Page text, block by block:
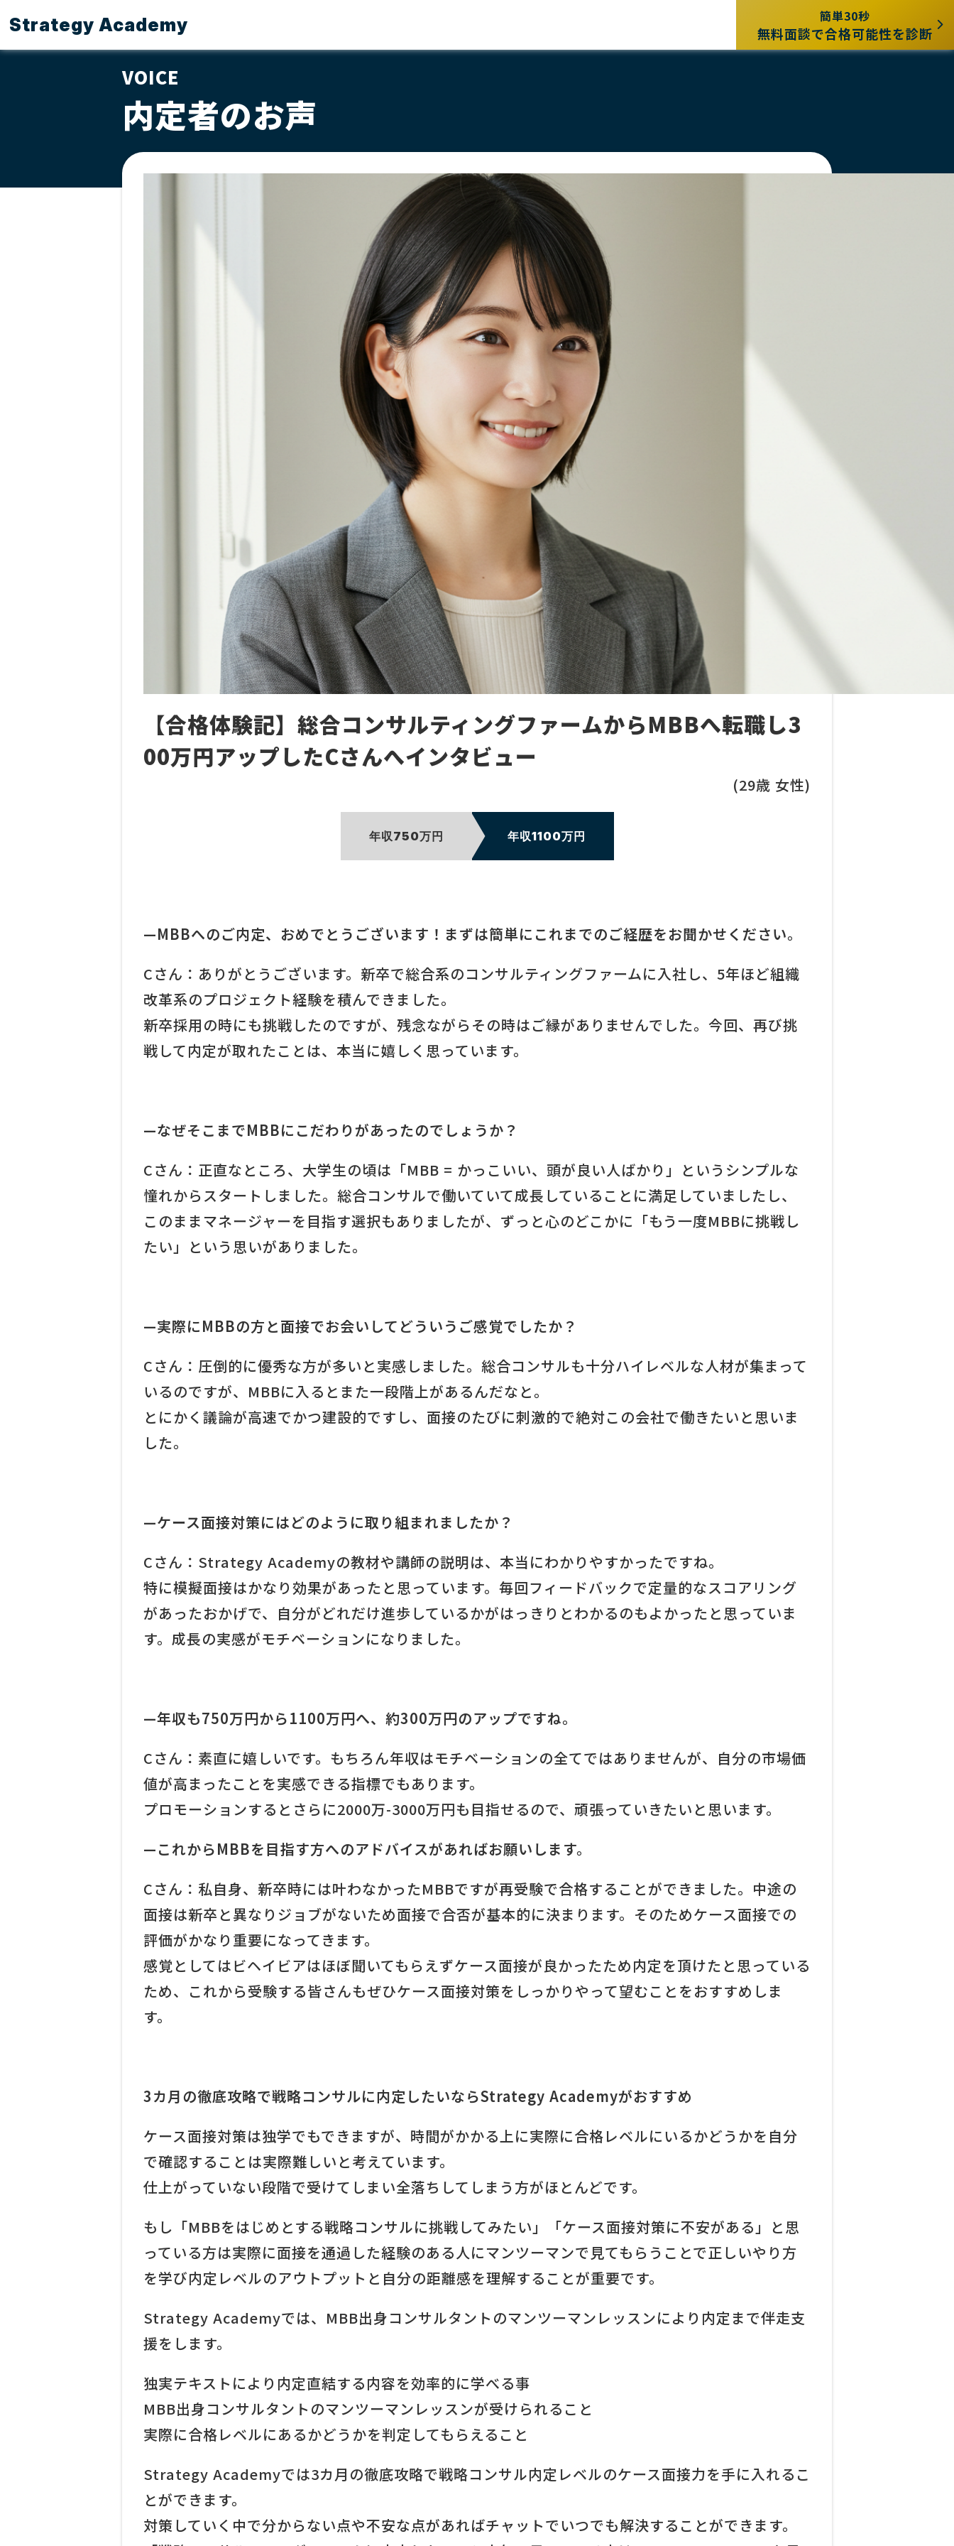
Strategy Academy 簡単30秒
無料面談で合格可能性を診断
VOICE
内定者のお声
【合格体験記】総合コンサルティングファームからMBBへ転職し3
00万円アップしたCさんへインタビュー
(29歳 女性)
年収750万円 年収1100万円
—MBBへのご内定、おめでとうございます！まずは簡単にこれまでのご経歴をお聞かせください。
Cさん：ありがとうございます。新卒で総合系のコンサルティングファームに入社し、5年ほど組織
改革系のプロジェクト経験を積んできました。
新卒採用の時にも挑戦したのですが、残念ながらその時はご縁がありませんでした。今回、再び挑
戦して内定が取れたことは、本当に嬉しく思っています。
—なぜそこまでMBBにこだわりがあったのでしょうか？
Cさん：正直なところ、大学生の頃は「MBB = かっこいい、頭が良い人ばかり」というシンプルな
憧れからスタートしました。総合コンサルで働いていて成長していることに満足していましたし、
このままマネージャーを目指す選択もありましたが、ずっと心のどこかに「もう一度MBBに挑戦し
たい」という思いがありました。
—実際にMBBの方と面接でお会いしてどういうご感覚でしたか？
Cさん：圧倒的に優秀な方が多いと実感しました。総合コンサルも十分ハイレベルな人材が集まって
いるのですが、MBBに入るとまた一段階上があるんだなと。
とにかく議論が高速でかつ建設的ですし、面接のたびに刺激的で絶対この会社で働きたいと思いま
した。
—ケース面接対策にはどのように取り組まれましたか？
Cさん：Strategy Academyの教材や講師の説明は、本当にわかりやすかったですね。
特に模擬面接はかなり効果があったと思っています。毎回フィードバックで定量的なスコアリング
があったおかげで、自分がどれだけ進歩しているかがはっきりとわかるのもよかったと思っていま
す。成長の実感がモチベーションになりました。
—年収も750万円から1100万円へ、約300万円のアップですね。
Cさん：素直に嬉しいです。もちろん年収はモチベーションの全てではありませんが、自分の市場価
値が高まったことを実感できる指標でもあります。
プロモーションするとさらに2000万-3000万円も目指せるので、頑張っていきたいと思います。
—これからMBBを目指す方へのアドバイスがあればお願いします。
Cさん：私自身、新卒時には叶わなかったMBBですが再受験で合格することができました。中途の
面接は新卒と異なりジョブがないため面接で合否が基本的に決まります。そのためケース面接での
評価がかなり重要になってきます。
感覚としてはビヘイビアはほぼ聞いてもらえずケース面接が良かったため内定を頂けたと思っている
ため、これから受験する皆さんもぜひケース面接対策をしっかりやって望むことをおすすめしま
す。
3カ月の徹底攻略で戦略コンサルに内定したいならStrategy Academyがおすすめ
ケース面接対策は独学でもできますが、時間がかかる上に実際に合格レベルにいるかどうかを自分
で確認することは実際難しいと考えています。
仕上がっていない段階で受けてしまい全落ちしてしまう方がほとんどです。
もし「MBBをはじめとする戦略コンサルに挑戦してみたい」「ケース面接対策に不安がある」と思
っている方は実際に面接を通過した経験のある人にマンツーマンで見てもらうことで正しいやり方
を学び内定レベルのアウトプットと自分の距離感を理解することが重要です。
Strategy Academyでは、MBB出身コンサルタントのマンツーマンレッスンにより内定まで伴走支
援をします。
独実テキストにより内定直結する内容を効率的に学べる事
MBB出身コンサルタントのマンツーマンレッスンが受けられること
実際に合格レベルにあるかどうかを判定してもらえること
Strategy Academyでは3カ月の徹底攻略で戦略コンサル内定レベルのケース面接力を手に入れる こ
とができます。
対策していく中で分からない点や不安な点があればチャットでいつでも解決することができます。